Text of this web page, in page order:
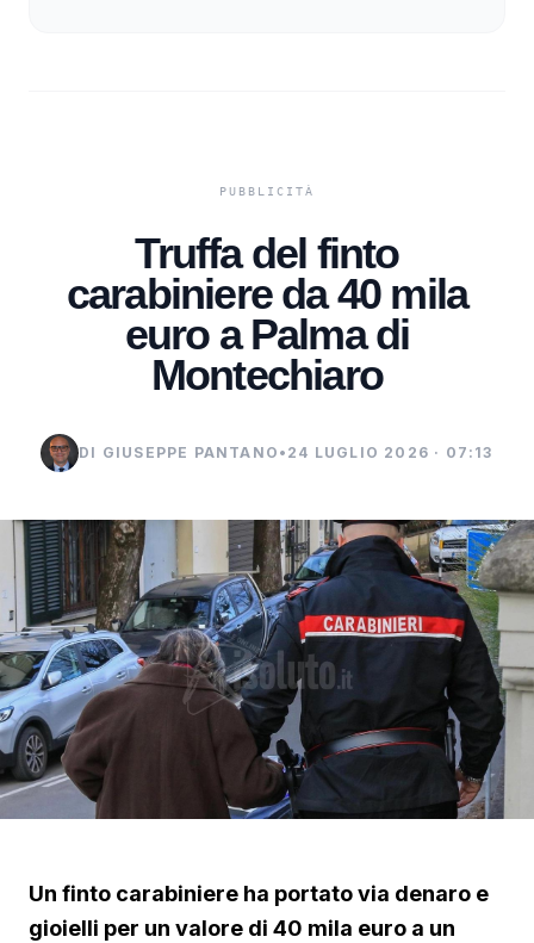
Truffa del finto
carabiniere da 40 mila
euro a Palma di
Montechiaro
DI GIUSEPPE PANTANO • 24 LUGLIO 2026 · 07:13
Un finto carabiniere ha portato via denaro e
gioielli per un valore di 40 mila euro a un